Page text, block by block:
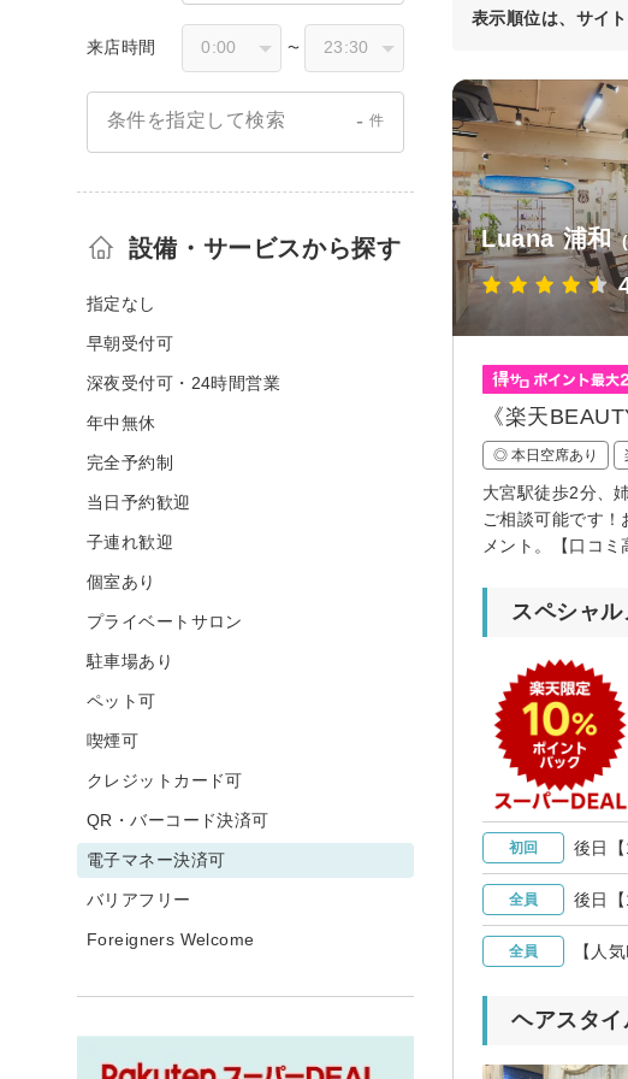
表示順位は、サイ
Luana 浦和
《楽天
◎ 本日空席あり
大宮駅徒歩2分、
ご相談可能です
メント。【口コミ
スペシャ
初回
全員 後日
全員 【人
ヘアスタイ
来店時間 〜
条件を指定して検索 - 件
設備・サービスから探す
指定なし
早朝受付可
深夜受付可・24時間営業
年中無休
完全予約制
当日予約歓迎
子連れ歓迎
個室あり
プライベートサロン
駐車場あり
ペット可
喫煙可
クレジットカード可
QR・バーコード決済可
電子マネー決済可
バリアフリー
Foreigners Welcome